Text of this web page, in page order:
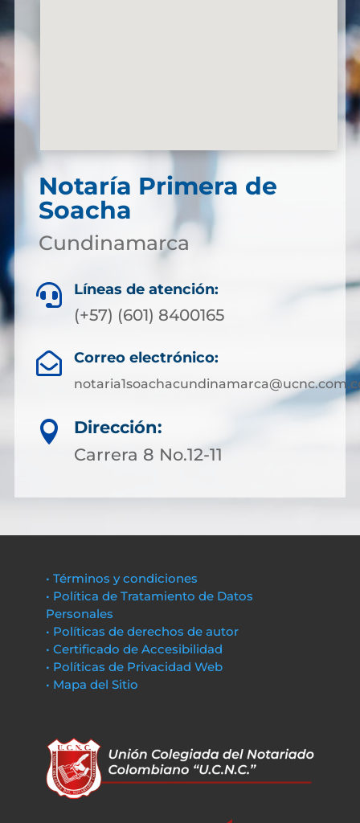
Notaría Primera de
Soacha
Cundinamarca
 Líneas de atención:
(+57) (601) 8400165
 Correo electrónico:

Dirección:
Carrera 8 No.12-11
• Términos y condiciones
• Política de Tratamiento de Datos
Personales
• Políticas de derechos de autor
• Certificado de Accesibilidad
• Políticas de Privacidad Web
• Mapa del Sitio